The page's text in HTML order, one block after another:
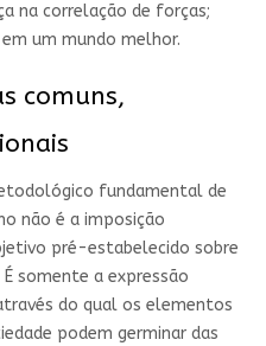
na correlação de forças;
um mundo melhor.
comuns,
fundamental de
não é a imposição
pré-estabelecido sobre
somente a expressão
do qual os elementos
podem germinar das